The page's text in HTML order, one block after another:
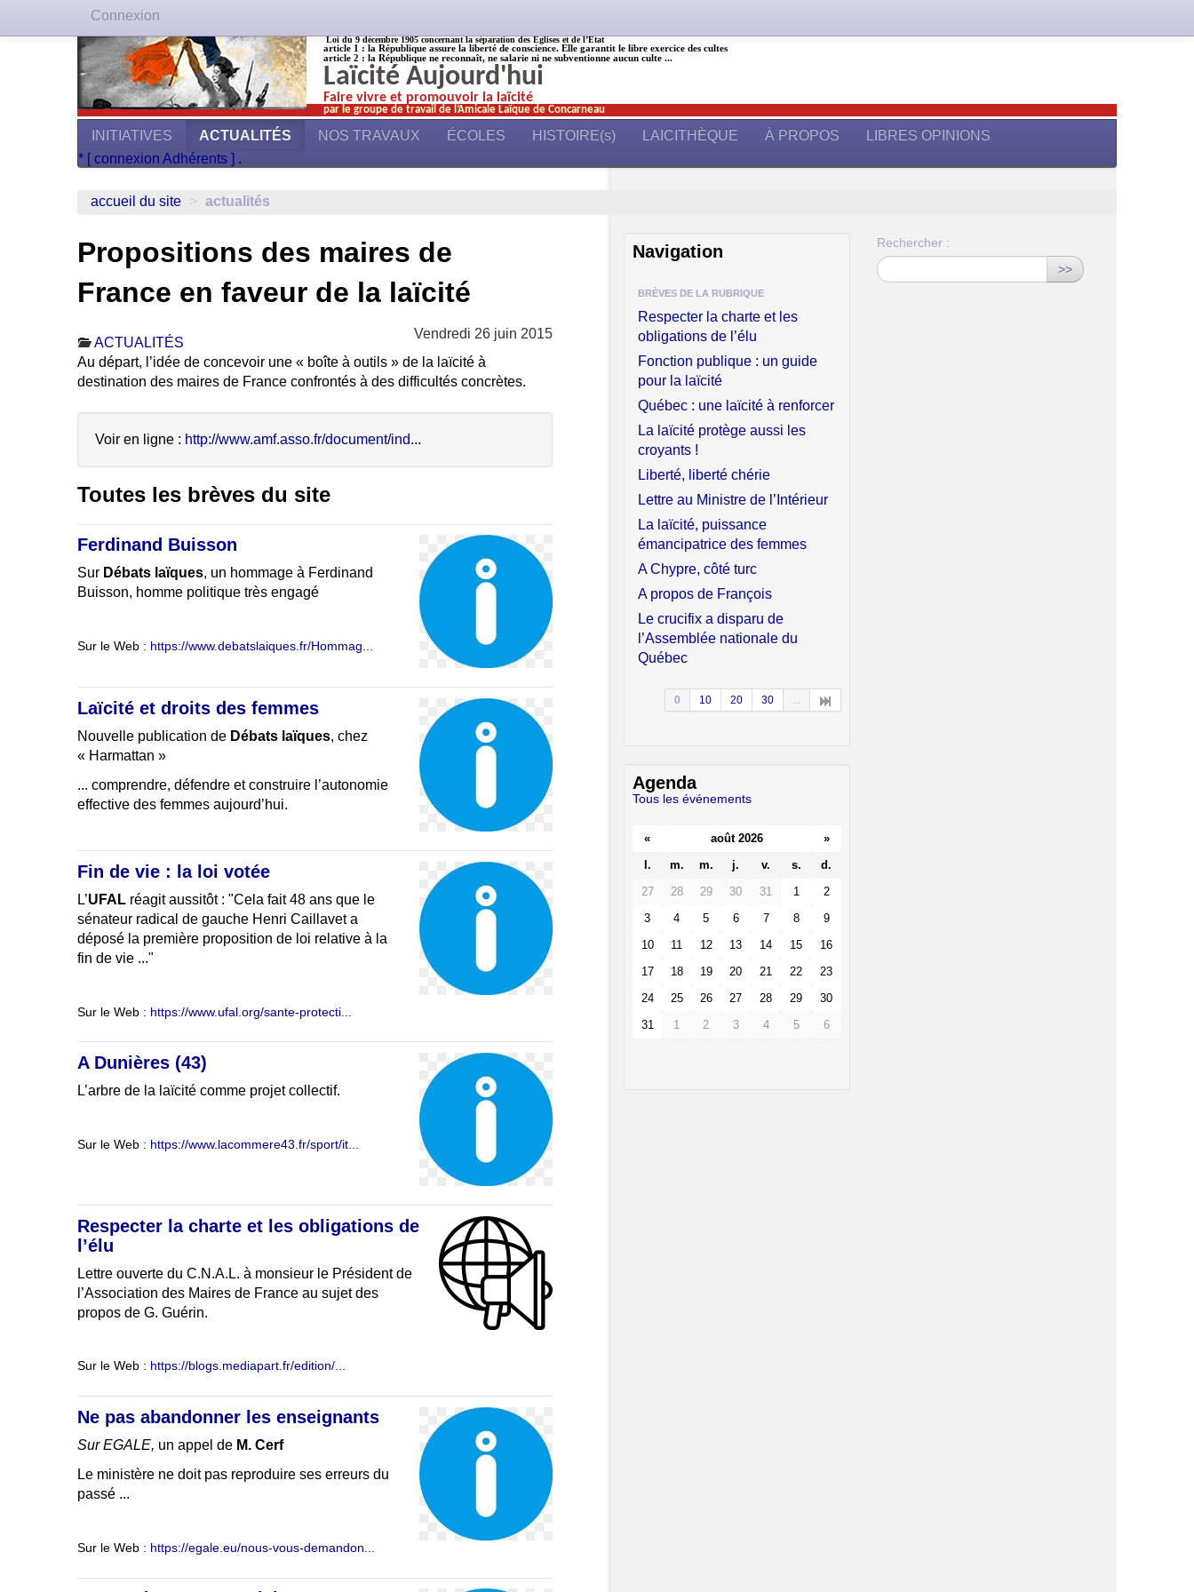
Loi du 9 décembre 1905 concernant la séparation des Églises et de l’État
article 1 : la République assure la liberté de conscience. Elle garantit le libre exercice des cultes
article 2 : la République ne reconnaît, ne salarie ni ne subventionne aucun culte ...
Laïcité Aujourd'hui
Faire vivre et promouvoir la laïcité
par le groupe de travail de l’Amicale Laïque de Concarneau
INITIATIVES ACTUALITÉS NOS TRAVAUX ÉCOLES HISTOIRE(s) LAICITHÈQUE À PROPOS
LIBRES OPINIONS
* [ connexion Adhérents ] .
accueil du site > actualités
Propositions des maires de
France en faveur de la laïcité
Vendredi 26 juin 2015
ACTUALITÉS
Au départ, l’idée de concevoir une « boîte à outils » de la laïcité à
destination des maires de France confrontés à des difficultés concrètes.
Voir en ligne : http://www.amf.asso.fr/document/ind...
Toutes les brèves du site
Ferdinand Buisson
Sur Débats laïques, un hommage à Ferdinand
Buisson, homme politique très engagé
Sur le Web : https://www.debatslaiques.fr/Hommag...
Laïcité et droits des femmes
Nouvelle publication de Débats laïques, chez
« Harmattan »
... comprendre, défendre et construire l’autonomie
effective des femmes aujourd’hui.
Fin de vie : la loi votée
L’UFAL réagit aussitôt : "Cela fait 48 ans que le
sénateur radical de gauche Henri Caillavet a
déposé la première proposition de loi relative à la
fin de vie ..."
Sur le Web : https://www.ufal.org/sante-protecti...
A Dunières (43)
L’arbre de la laïcité comme projet collectif.
Sur le Web : https://www.lacommere43.fr/sport/it...
Respecter la charte et les obligations de
l’élu
Lettre ouverte du C.N.A.L. à monsieur le Président de
l’Association des Maires de France au sujet des
propos de G. Guérin.
Sur le Web : https://blogs.mediapart.fr/edition/...
Ne pas abandonner les enseignants
Sur EGALE, un appel de M. Cerf
Le ministère ne doit pas reproduire ses erreurs du
passé ...
Sur le Web : https://egale.eu/nous-vous-demandon...
Navigation
BRÈVES DE LA RUBRIQUE
Respecter la charte et les
obligations de l’élu
Fonction publique : un guide
pour la laïcité
Québec : une laïcité à renforcer
La laïcité protège aussi les
croyants !
Liberté, liberté chérie
Lettre au Ministre de l’Intérieur
La laïcité, puissance
émancipatrice des femmes
A Chypre, côté turc
A propos de François
Le crucifix a disparu de
l’Assemblée nationale du
Québec
0 10 20 30 ...
Agenda
Tous les événements
« août 2026
»
l.
m. m. j. v. s.
d.
27
28 29 30 31 1
2
3
4 5 6 7 8
9
10
11 12 13 14 15
16
17
18 19 20 21 22
23
24
25 26 27 28 29
30
31
1 2 3 4 5 6
Rechercher :
>>
Connexion